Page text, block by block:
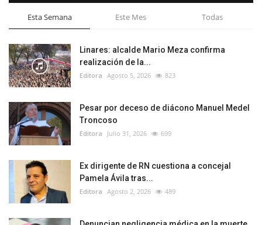
Esta Semana Este Mes Todas
Linares: alcalde Mario Meza confirma
realización de la...
Editora Agosto 5, 2026 823
Pesar por deceso de diácono Manuel Medel
Troncoso
Editora Julio 31, 2026 699
Ex dirigente de RN cuestiona a concejal
Pamela Ávila tras...
Editora Agosto 2, 2026 489